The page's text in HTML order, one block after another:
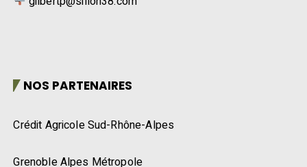
NOS PARTENAIRES
Crédit Agricole Sud-Rhône-Alpes
Grenoble Alpes Métropole